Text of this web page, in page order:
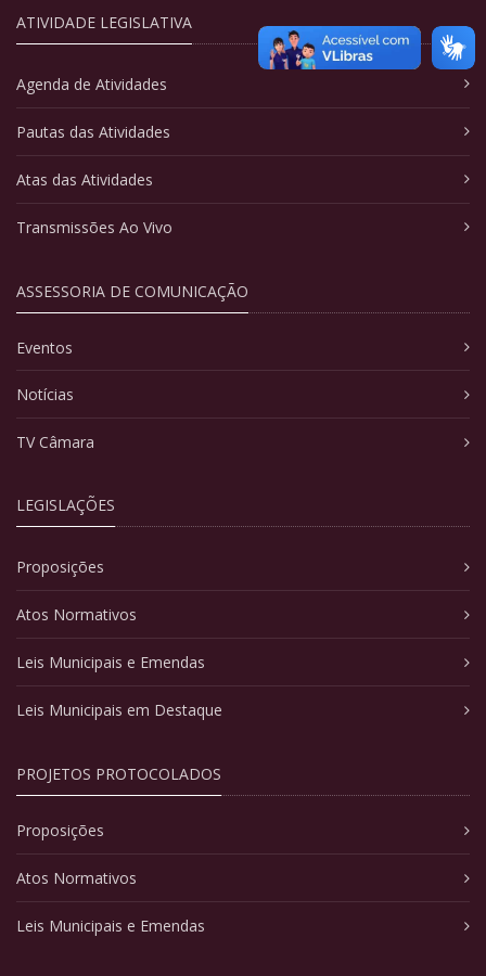
ATIVIDADE LEGISLATIVA
Agenda de Atividades
Pautas das Atividades
Atas das Atividades
Transmissões Ao Vivo
ASSESSORIA DE COMUNICAÇÃO
Eventos
Notícias
TV Câmara
LEGISLAÇÕES
Proposições
Atos Normativos
Leis Municipais e Emendas
Leis Municipais em Destaque
PROJETOS PROTOCOLADOS
Proposições
Atos Normativos
Leis Municipais e Emendas